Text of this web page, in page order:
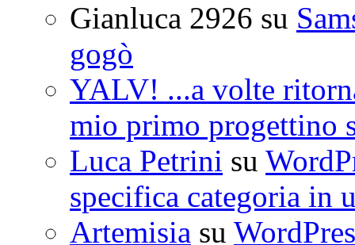
Gianluca 2926 su
gogò
YALV! ...a volte
mio primo progettino
Luca Petrini su
specifica categoria in
Artemisia su